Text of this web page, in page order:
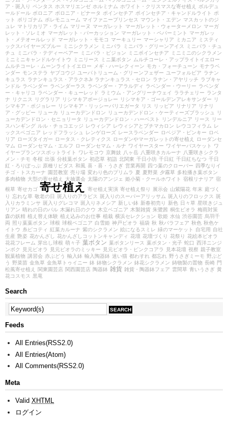
ア・斑入り ペンタス ホスマリエンゼ ホルミナム ホワイト・クリスマスな寄せ植え
ボルデュ
ールドール ボロニア ボロニア・ピナータ ポインセチア ポインセチア・キャンドルライト
ポ
ット
ポリゴナム ポレモニューム マイファニープリンセス マウント・エデン マスカットのジ
ュレ マトリカリア・ライム マリーヌ マーガレット マーガレット・ウォーターメロン マーガ
レット・ソレミオ マーガレット・パーカッション マーガレット・ペパーミント
マーガレッ
ト・メテオールレッド マーガレット・モモコ マーキュリー マーシャリア ミカニア
ミスティ
ックスパイヤーズブルー
ミニシクラメン ミニバラ ミニバラ・グリーンアイス
ミニバラ・チュ
チュ
ミニバラ・テディーベアー ミニバラ・ピジョン ミニポインセチア
ミニミニのシクラメン
ミニミニキャンドルケイトウ
ミニリース ミニ葉ボタン
ムルチコーレ・アップライトイエロー
ムルチコーレ・ムーンライトイエロー
メギ・ハーレクィーン モカ・フォーチューン モナラベ
ンダー モンステラ ヤブコウジ ユーパトリューム・グリーンフェザー ユーフォルビア ラナン
キュラス
ラナンキュラス・アラクネJr ラナンキュラス・セロン ラナン・アヤリッチ ラブキャ
ンドル ラベンダー ラベンダーラス ラベンダー・アラルディ ラベンダー・ウーリー ラベンダ
ー・キャリコ
ラベンダー・キューレッド ラミウム・アングリーナウェイ ララチェリー ランタ
ナ
リクニス リグラリア リシマキアボージョレー リシマキア・ゴールデンアレキサンダー
リ
シマキア・ボジョレー
リシマキア・リッシーバリエガータ リス リッピア リナリア
リナリ
ア・グッピー
リューカ リューカデンドロン リューカデンドロン・ケーティーズブラッシュ
リ
ューカデンドロン・セニョリータ
リューカデンドロン・ハーベスト リンデルニア リース
リー
スハンギング ルル・チョコエッジ レウィシア レウィシアとプチマカロン レウコフィラム レ
ックスベゴニア レッドフラッシュ レンゲローズ レースラベンダー ロベジア・ピンキー
ロベ
リア
ローズタイガー ロータス・クレティクス ローダンやマーガレットの寄せ植え
ローダンセ
マム
ローダンセマム・エルフ ローダンセマム・ルナ ワイヤースター ワイヤーバスケット
ワ
イヤープランツスポットライト
ワレモコウ 京舞妓 八ヶ岳 八重咲きカルーナ
八重咲きシクラ
メン・チモ 冬桜 出張 分枝葉ボタン 初恋草 初詣 北関東 千日小坊 千日紅 千日紅ちなつ 千日
紅・ろりぽっぷ 原種リビダス 和風 喜・喜・うさぎ 営業再開 四つ葉のクローバー 四季なりイ
チゴ・トスカーナ
園芸教室 売り場 変わり色のプリムラ 夏 夏野菜 夕霧草 多粒播き葉ボタン
多肉植物 大型の寄せ植え 大抽選会 太陽のアンジェ 姫小菊・クールホワイト 宿根リナリア 宿
根草 寄せカゴ 寄せ植え 寄せ植え実演 寄せ植え祭り 展示会 山紫陽花 年末 庭づく
り 忘れな草 敬老の日 斑入りのアラビス 斑入りのスーパーアリッサム 斑入りのフロックス 斑
入りカラミンサ 斑入りグレコマ 斑入りネメシア 新しい鉢 新春初売り 新色 日々草 星咲きジュ
リアン 晴れの日のパル 木漏れ日のクウ 木立ベゴニア 木製雑貨 朱鷺茜 桐生ビオラ 梅雨対策
森の妖精 植え替え体験 植え込みのお仕事 植栽 横浜セレクション 歌姫 水仙 渋谷園芸 烏羽千
両 照り葉葉ボタン 球根 球根ベゴニア 白雪姫 神戸ビオラ 福袋 秋 秋バラフェア 秋色 秋色ケ
イトウ 糸ピコティ 紅葉カルーナ 紫のシクラメン 絵になるスミレ 緑のマーケット 自宅用
自社
生産 艶姿 花かんざし 花かんざしコットンキャンディ 花壇 花壇づくり 花祭り 花絵本ビオラ
花花フレーム 芽出し球根 萌々子 葉ボタン 葉ボタンリース 葉ボタン・光子 蛇口 西洋ニンジ
ンボク
見元ビオラ 見元ビオラのミッキー 見元ビオラ・ピンクコアラ 見本花壇 視察 親子教室
観葉植物 講習会 赤ぶどう 輸入鉢 輸入陶器鉢 迷い猫 都わすれ 都忘れ 野うさぎミーモ 野ぶど
う
野菜苗 金魚草 金魚草トゥイニー 鉢 鉢物シクラメン 鉢花シクラメン 鋳物製の置物 長崎
門
松風寄せ植え
関東園芸店 関西園芸店 陶器鉢 雑貨 雑貨・陶器鉢フェア 雲間草 青いうさぎ 黄
花コスモス 黒竜
Search
Feeds
All Entries(RSS2.0)
All Entries(Atom)
All Comments(RSS2.0)
Meta
Valid XHTML
ログイン